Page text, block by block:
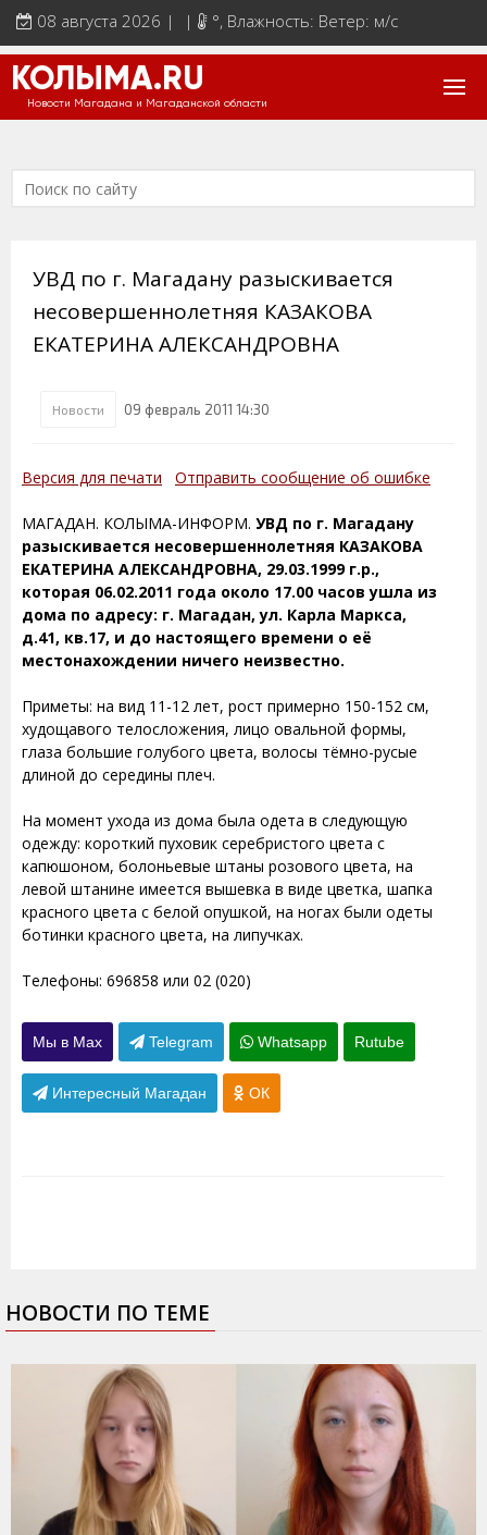
08 августа 2026 | | °, Влажность: Ветер: м/с
КОЛЫМА.RU
Новости Магадана и Магаданской области
УВД по г. Магадану разыскивается
несовершеннолетняя КАЗАКОВА
ЕКАТЕРИНА АЛЕКСАНДРОВНА
Новости 09 февраль 2011 14:30
Версия для печати Отправить сообщение об ошибке
МАГАДАН. КОЛЫМА-ИНФОРМ. УВД по г. Магадану
разыскивается несовершеннолетняя КАЗАКОВА
ЕКАТЕРИНА АЛЕКСАНДРОВНА, 29.03.1999 г.р.,
которая 06.02.2011 года около 17.00 часов ушла из
дома по адресу: г. Магадан, ул. Карла Маркса,
д.41, кв.17, и до настоящего времени о её
местонахождении ничего неизвестно.
Приметы: на вид 11-12 лет, рост примерно 150-152 см,
худощавого телосложения, лицо овальной формы,
глаза большие голубого цвета, волосы тёмно-русые
длиной до середины плеч.
На момент ухода из дома была одета в следующую
одежду: короткий пуховик серебристого цвета с
капюшоном, болоньевые штаны розового цвета, на
левой штанине имеется вышевка в виде цветка, шапка
красного цвета с белой опушкой, на ногах были одеты
ботинки красного цвета, на липучках.
Телефоны: 696858 или 02 (020)
Мы в Max Telegram Whatsapp Rutube
Интересный Магадан ОК
НОВОСТИ ПО ТЕМЕ